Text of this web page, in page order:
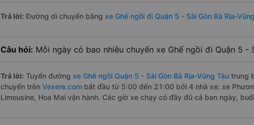
Trả lời: Đường di chuyển bằng xe Ghế ngồi đi Quận 5 - Sài Gòn Bà Rịa-
Câu hỏi: Mỗi ngày có bao nhiêu chuyến xe Ghế ngồi đi Quận 5 -
Trả lời: Tuyến đường xe Ghế ngồi Quận 5 - Sài Gòn Bà Rịa-Vũng Tàu trung
chuyến trên Vexere.com bắt đầu từ 5:00 đến 21:00 bởi 4 nhà xe: xe
Limousine, Hoa Mai vận hành. Các giờ xe chạy có đầy đủ cả ban ngày,